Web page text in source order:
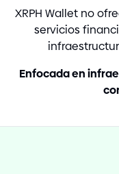
XRPH Wallet no
servicios
Enfocada en